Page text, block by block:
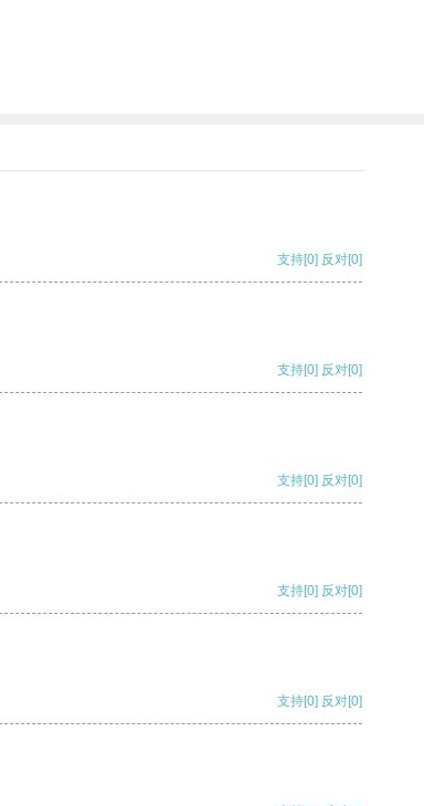
支持[0] 反对[0]
支持[0] 反对[0]
支持[0] 反对[0]
支持[0] 反对[0]
支持[0] 反对[0]